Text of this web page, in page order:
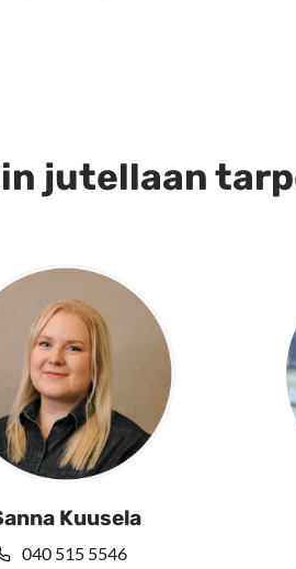
jutellaan
Kuusela
040 515 5546